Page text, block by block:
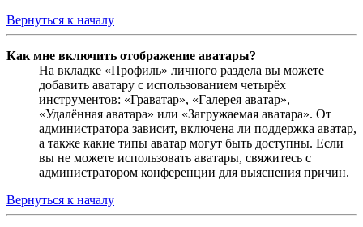
Вернуться к началу
Как мне включить отображение аватары?
На вкладке «Профиль» личного раздела вы можете
добавить аватару с использованием четырёх
инструментов: «Граватар», «Галерея аватар»,
«Удалённая аватара» или «Загружаемая аватара». От
администратора зависит, включена ли поддержка аватар,
а также какие типы аватар могут быть доступны. Если
вы не можете использовать аватары, свяжитесь с
администратором конференции для выяснения причин.
Вернуться к началу